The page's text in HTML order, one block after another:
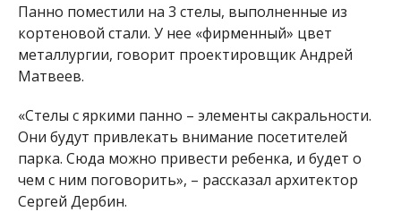
Панно поместили на 3 стелы, выполненные из
кортеновой стали. У нее «фирменный» цвет
металлургии, говорит проектировщик Андрей
Матвеев.
«Стелы с яркими панно – элементы сакральности.
Они будут привлекать внимание посетителей
парка. Сюда можно привести ребенка, и будет о
чем с ним поговорить», – рассказал архитектор
Сергей Дербин.